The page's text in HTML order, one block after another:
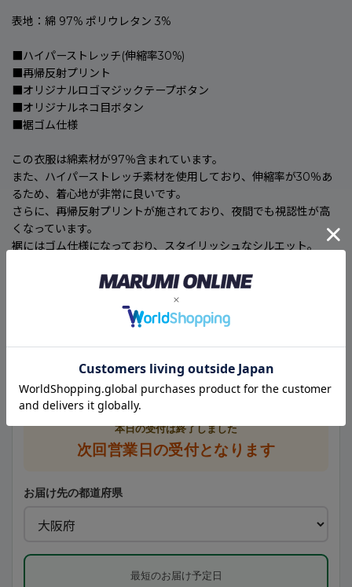
表地：綿 97% ポリウレタン 3%
■ハイパーストレッチ(伸縮率30%)
■再帰反射プリント
■オリジナルロゴマジックテープボタン
■オリジナルネコ目ボタン
■裾ゴム仕様
この衣服は綿素材が97％含まれています。
また、ハイパーストレッチ素材を使用しており、伸縮率が30％あ
るため、着心地が非常に良いです。
さらに、再帰反射プリントが施されており、夜間でも視認性が高
くなっています。
裾にはゴム仕様になっており、スタイリッシュなシルエット。
で活躍してくれることでしょう。
こちらの商品のお届け予定日
メーカー取寄せ商品
現在のご注文は、次回営業日の受付として計算しています。
本日の受付は終了しました
次回営業日の受付となります
お届け先の都道府県
最短のお届け予定日